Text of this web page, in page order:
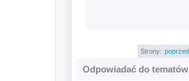
Strony:
Odpowiadać do